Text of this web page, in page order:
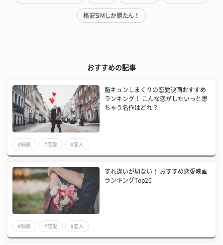
格安SIMしか勝たん！
おすすめの記事
胸キュンしまくりの恋愛映画おすすめ
ランキング！ こんな恋がしたいっと思
ちゃう名作はどれ？
#映画 #恋愛 #恋人
すれ違いが切ない！ おすすめ恋愛映画
ランキングTop20
#映画 #恋愛 #恋人